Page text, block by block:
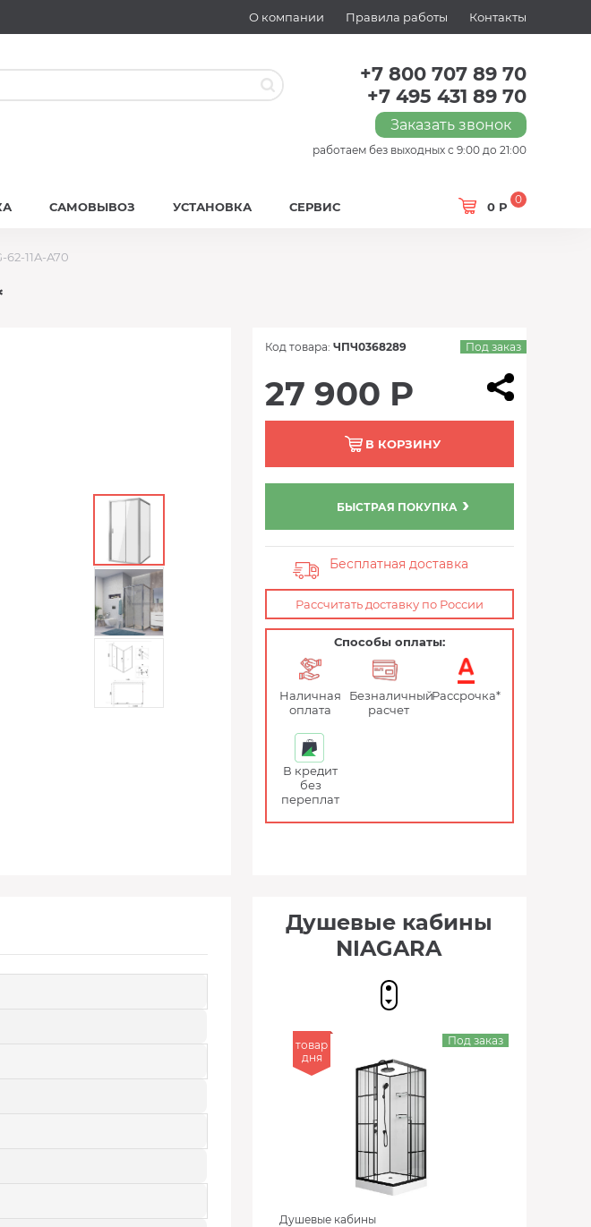
О компании Правила работы Контакты
+7 800 707 89 70
+7 495 431 89 70
Заказать звонок
работаем без выходных с 9:00 до 21:00
0 Р
0
САМОВЫВОЗ УСТАНОВКА СЕРВИС
11A-A70
Код товара: ЧПЧ0368289 Под заказ
27 900 Р
В КОРЗИНУ
БЫСТРАЯ ПОКУПКА
Бесплатная доставка
Рассчитать доставку по России
Способы оплаты:
Наличная
оплата
Безналичный
расчет
Рассрочка*
В кредит
без
переплат
Душевые кабины
NIAGARA
товар
дня
Душевые кабины
Под заказ